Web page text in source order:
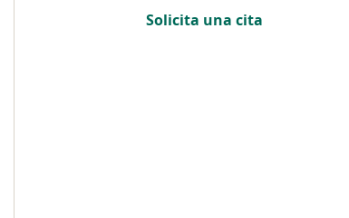
Solicita una cita